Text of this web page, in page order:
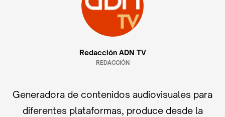
Redacción ADN TV
REDACCIÓN
Generadora de contenidos audiovisuales para
diferentes plataformas, produce desde la